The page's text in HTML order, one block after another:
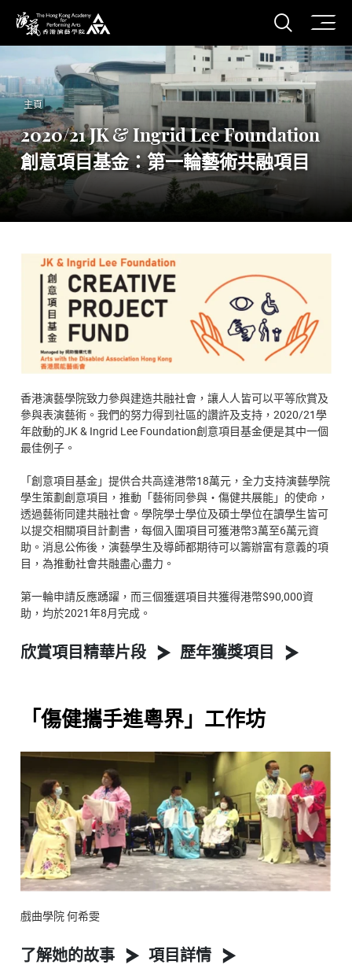
香港演藝學院
打開
主頁
2020/21 JK & Ingrid Lee Foundation
創意項目基金：第一輪藝術共融項目
香港演藝學院致力參與建造共融社會，讓人人皆可以平等欣賞及
參與表演藝術。我們的努力得到社區的讚許及支持，2020/21學
年啟動的JK & Ingrid Lee Foundation創意項目基金便是其中一個
最佳例子。
「創意項目基金」提供合共高達港幣18萬元，全力支持演藝學院
學生策劃創意項目，推動「藝術同參與‧傷健共展能」的使命，
透過藝術同建共融社會。學院學士學位及碩士學位在讀學生皆可
以提交相關項目計劃書，每個入圍項目可獲港幣3萬至6萬元資
助。消息公佈後，演藝學生及導師都期待可以籌辦富有意義的項
目，為推動社會共融盡心盡力。
第一輪申請反應踴躍，而三個獲選項目共獲得港幣$90,000資
助，均於2021年8月完成。
欣賞項目精華片段 歷年獲獎項目
「傷健攜手進粵界」工作坊
戲曲學院 何希雯
了解她的故事
項目詳情